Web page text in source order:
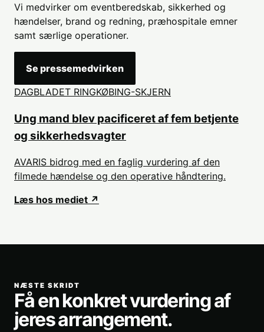
Vi medvirker om eventberedskab, sikkerhed og
hændelser, brand og redning, præhospitale emner
samt særlige operationer.
Se pressemedvirken
DAGBLADET RINGKØBING-SKJERN
Ung mand blev pacificeret af fem betjente
og sikkerhedsvagter
AVARIS bidrog med en faglig vurdering af den
filmede hændelse og den operative håndtering.
Læs hos mediet ↗
NÆSTE SKRIDT
Få en konkret vurdering af
jeres arrangement.